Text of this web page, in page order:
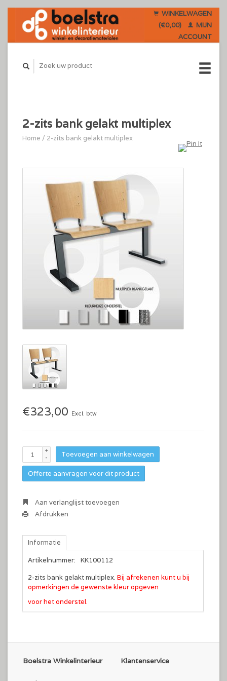
WINKELWAGEN
(€0,00)
MIJN
ACCOUNT
2-zits bank gelakt multiplex
Home / 2-zits bank gelakt multiplex
€323,00 Excl. btw
+
-
Toevoegen aan winkelwagen
Offerte aanvragen voor dit product
Aan verlanglijst toevoegen
Afdrukken
Informatie
Artikelnummer:
KK100112
2-zits bank gelakt multiplex. Bij afrekenen kunt u bij
opmerkingen de gewenste kleur opgeven
voor het onderstel.
Boelstra Winkelinterieur Klantenservice